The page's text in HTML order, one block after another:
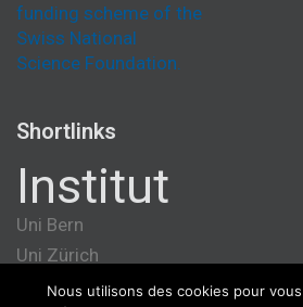
funding scheme of the
Swiss National
Science Foundation.
Shortlinks
Institut
Uni Bern
Uni Zürich
Université de Genève
Nous utilisons des cookies pour